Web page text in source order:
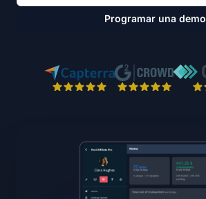
Programar una demo